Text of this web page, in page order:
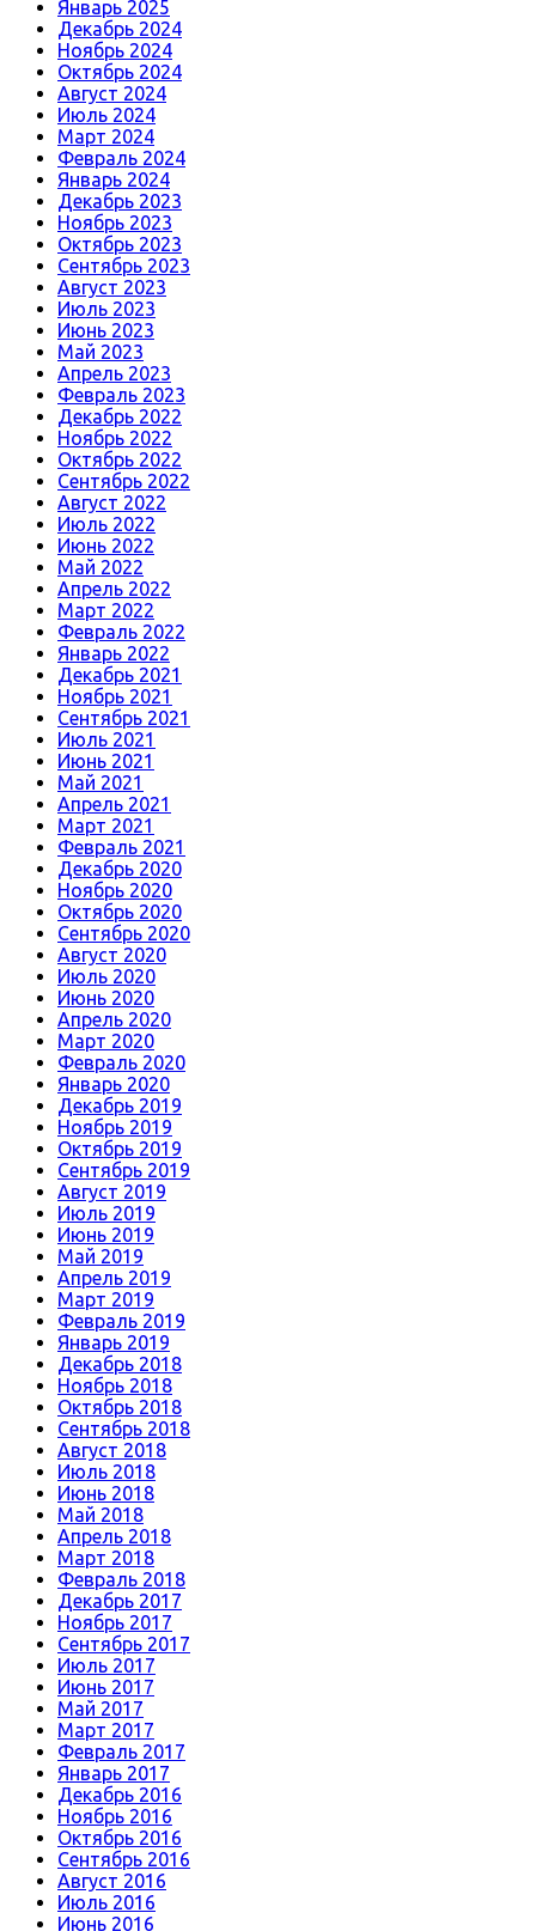
Январь 2025
Декабрь 2024
Ноябрь 2024
Октябрь 2024
Август 2024
Июль 2024
Март 2024
Февраль 2024
Январь 2024
Декабрь 2023
Ноябрь 2023
Октябрь 2023
Сентябрь 2023
Август 2023
Июль 2023
Июнь 2023
Май 2023
Апрель 2023
Февраль 2023
Декабрь 2022
Ноябрь 2022
Октябрь 2022
Сентябрь 2022
Август 2022
Июль 2022
Июнь 2022
Май 2022
Апрель 2022
Март 2022
Февраль 2022
Январь 2022
Декабрь 2021
Ноябрь 2021
Сентябрь 2021
Июль 2021
Июнь 2021
Май 2021
Апрель 2021
Март 2021
Февраль 2021
Декабрь 2020
Ноябрь 2020
Октябрь 2020
Сентябрь 2020
Август 2020
Июль 2020
Июнь 2020
Апрель 2020
Март 2020
Февраль 2020
Январь 2020
Декабрь 2019
Ноябрь 2019
Октябрь 2019
Сентябрь 2019
Август 2019
Июль 2019
Июнь 2019
Май 2019
Апрель 2019
Март 2019
Февраль 2019
Январь 2019
Декабрь 2018
Ноябрь 2018
Октябрь 2018
Сентябрь 2018
Август 2018
Июль 2018
Июнь 2018
Май 2018
Апрель 2018
Март 2018
Февраль 2018
Декабрь 2017
Ноябрь 2017
Сентябрь 2017
Июль 2017
Июнь 2017
Май 2017
Март 2017
Февраль 2017
Январь 2017
Декабрь 2016
Ноябрь 2016
Октябрь 2016
Сентябрь 2016
Август 2016
Июль 2016
Июнь 2016